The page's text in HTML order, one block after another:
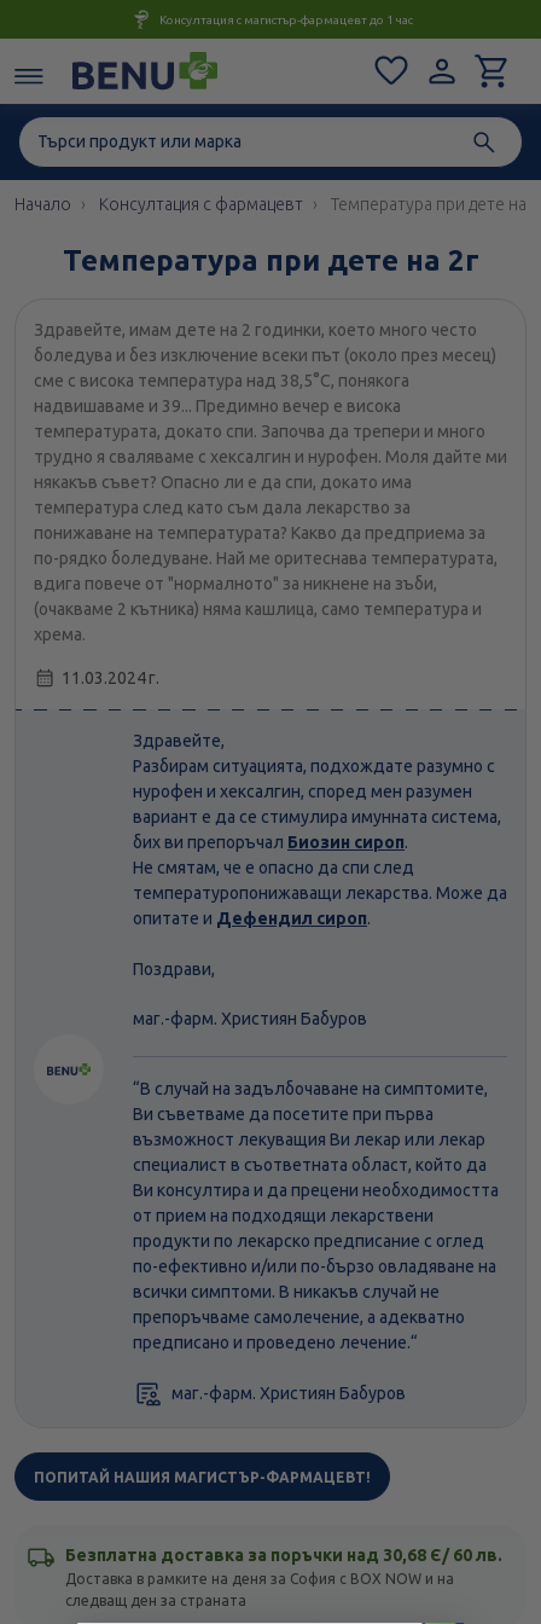
Консултация с магистър-фармацевт до 1 час
Начало Консултация с фармацевт Температура при дете на
Температура при дете на 2г
Здравейте, имам дете на 2 годинки, което много често
боледува и без изключение всеки път (около през месец)
сме с висока температура над 38,5°С, понякога
надвишаваме и 39... Предимно вечер е висока
температурата, докато спи. Започва да трепери и много
трудно я сваляваме с хексалгин и нурофен. Моля дайте ми
някакъв съвет? Опасно ли е да спи, докато има
температура след като съм дала лекарство за
понижаване на температурата? Какво да предприема за
по-рядко боледуване. Най ме оритеснава температурата,
вдига повече от "нормалното" за никнене на зъби,
(очакваме 2 кътника) няма кашлица, само температура и
хрема.
11.03.2024 г.
Здравейте,
Разбирам ситуацията, подхождате разумно с
нурофен и хексалгин, според мен разумен
вариант е да се стимулира имунната система,
бих ви препоръчал Биозин сироп.
Не смятам, че е опасно да спи след
температуропонижаващи лекарства. Може да
опитате и Дефендил сироп.
Поздрави,
маг.-фарм. Християн Бабуров
“В случай на задълбочаване на симптомите,
Ви съветваме да посетите при първа
възможност лекуващия Ви лекар или лекар
специалист в съответната област, който да
Ви консултира и да прецени необходимостта
от прием на подходящи лекарствени
продукти по лекарско предписание с оглед
по-ефективно и/или по-бързо овладяване на
всички симптоми. В никакъв случай не
препоръчваме самолечение, а адекватно
предписано и проведено лечение.“
маг.-фарм. Християн Бабуров
ПОПИТАЙ НАШИЯ МАГИСТЪР-ФАРМАЦЕВТ!
Безплатна доставка за поръчки над 30,68 Є/ 60 лв.
Доставка в рамките на деня за София с BOX NOW и на
следващ ден за страната